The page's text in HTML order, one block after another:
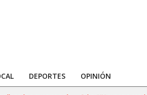
DEPORTES OPINIÓN